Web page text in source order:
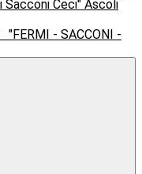
"FERMI - SACCONI -